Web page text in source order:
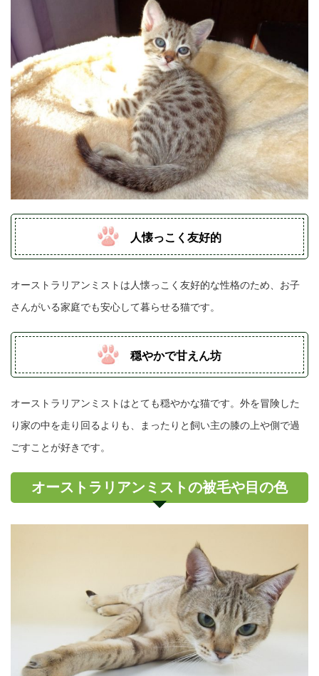
人懐っこく友好的
オーストラリアンミストは人懐っこく友好的な性格のため、お子
さんがいる家庭でも安心して暮らせる猫です。
穏やかで甘えん坊
オーストラリアンミストはとても穏やかな猫です。外を冒険した
り家の中を走り回るよりも、まったりと飼い主の膝の上や側で過
ごすことが好きです。
オーストラリアンミストの被毛や目の色